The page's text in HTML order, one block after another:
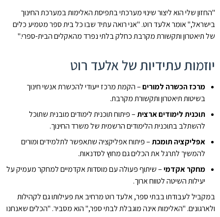
"החזון שלי הוא ליצור שינוי מערכתי בתפיסת האלימות במערכת החינוך
בישראל," אומר אלעד רוט. "אני רואה עתיד שבו כל בית ספר מטמיע כלים
של תיאטרון ותקשורת מקרבת כחלק בלתי נפרד מהאקלים הבית-ספרי."
יוזמות עתידיות של אלעד רוט
מרכז הכשרה למורים– הקמת מרכז ייעודי להכשרת אנשי חינוך
בשיטות תיאטרון ותקשורת מקרבת.
תוכנית לימודים ארצית– פיתוח תוכנית לימודים מובנית שתוכל
להשתלב בתוכנית הלימודים הרשמית של משרד החינוך.
אפליקציה תומכת– פיתוח אפליקציה שתאפשר לתלמידים ומורים
להמשיך לתרגל את הכלים גם מחוץ לסדנאות.
מחקר אקדמי– שיתוף פעולה עם מוסדות אקדמיים למחקר מעמיק על
יעילות השיטה לטווח ארוך.
במקביל לעבודתו בבתי ספר, אלעד רוט מרחיב את פעילותו גם לקהילות
ולארגונים. "האלימות אינה מוגבלת לבתי ספר," הוא מסביר. "הכלים שאנחנו